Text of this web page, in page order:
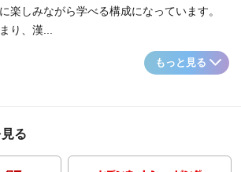
楽しみながら学べる構成になっています。
り、漢...
もっと見る
る